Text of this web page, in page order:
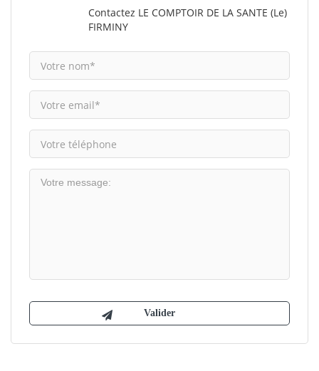
Contactez LE COMPTOIR DE LA SANTE (Le)
FIRMINY